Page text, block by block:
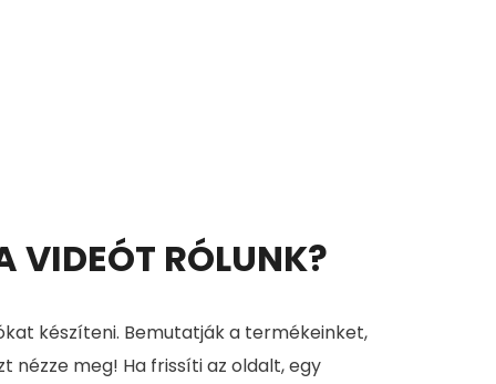
VIDEÓT RÓLUNK?
készíteni. Bemutatják a termékeinket,
nézze meg! Ha frissíti az oldalt, egy